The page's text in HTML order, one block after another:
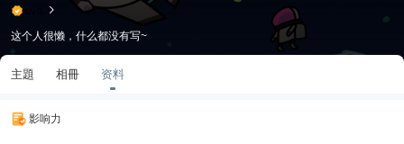
这个人很懒，什么都没有写~
主題 相冊 资料
影响力